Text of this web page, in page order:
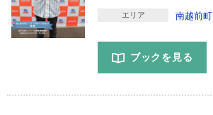
エリア 南越前町
ブックを見る